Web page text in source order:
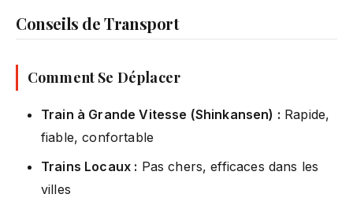
Conseils de Transport
Comment Se Déplacer
Train à Grande Vitesse (Shinkansen) : Rapide,
fiable, confortable
Trains Locaux : Pas chers, efficaces dans les
villes